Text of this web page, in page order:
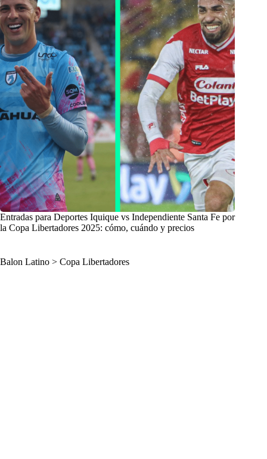
Entradas para Deportes Iquique vs Independiente Santa Fe por
la Copa Libertadores 2025: cómo, cuándo y precios
Balon Latino > Copa Libertadores